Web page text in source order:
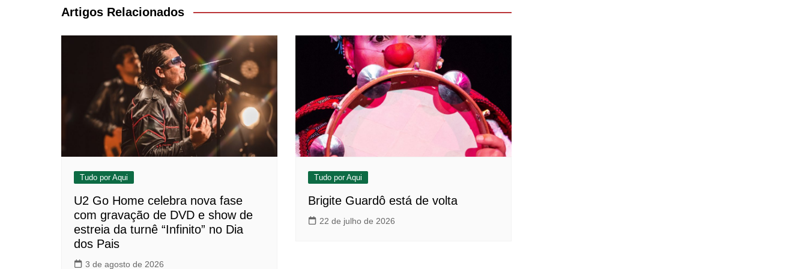
Post
Artigos Relacionados
Tudo por Aqui
U2 Go Home celebra nova fase
com gravação de DVD e show de
estreia da turnê “Infinito” no Dia
dos Pais
3 de agosto de 2026
Tudo por Aqui
Brigite Guardô está de volta
22 de julho de 2026